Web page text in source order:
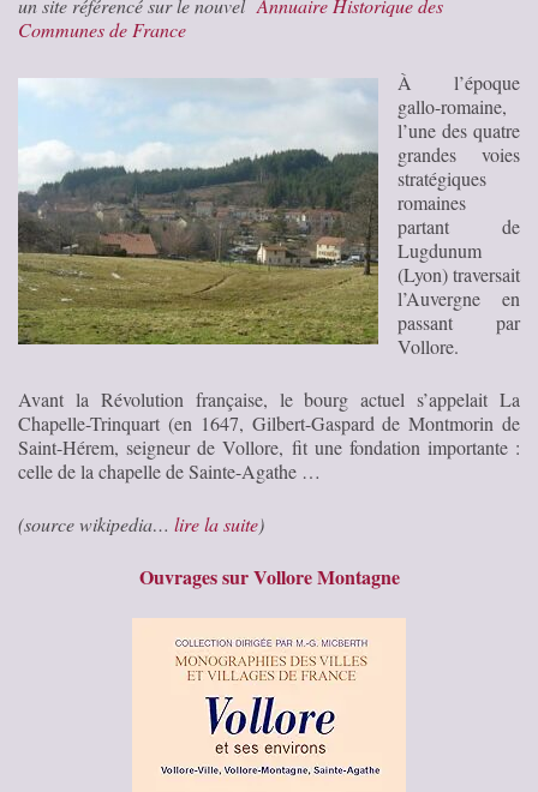
Communes de France
À l’époque
gallo-romaine,
l’une des quatre
grandes voies
stratégiques
romaines
partant de
Lugdunum
(Lyon) traversait
l’Auvergne en
passant par
Vollore.
Avant la Révolution française, le bourg actuel s’appelait La
Chapelle-Trinquart (en 1647, Gilbert-Gaspard de Montmorin de
Saint-Hérem, seigneur de Vollore, fit une fondation importante :
celle de la chapelle de Sainte-Agathe …
(source wikipedia… lire la suite)
Ouvrages sur Vollore Montagne